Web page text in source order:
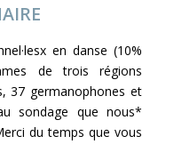
en danse (10%
de trois régions
37 germanophones et
sondage que nous*
du temps que vous